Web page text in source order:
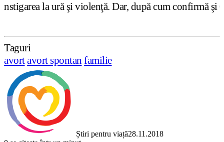
şi violenţă. Dar, după cum confirmă şi CEDO în
Taguri
avortavort spontan familie
Știri pentru viață28.11.2018